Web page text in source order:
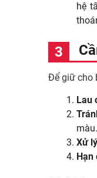
hệ
Để giữ cho
Lau
màu.
Xử
Hạn